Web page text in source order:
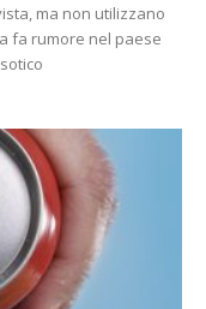
ma non utilizzano
fa rumore nel paese